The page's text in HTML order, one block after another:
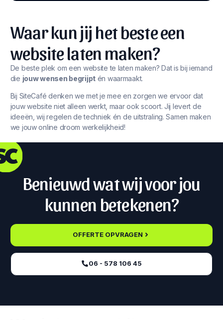
Waar kun jij het beste een
website laten maken?
De beste plek om een website te laten maken? Dat is bij iemand
die jouw wensen begrijpt én waarmaakt.
Bij SiteCafé denken we met je mee en zorgen we ervoor dat
jouw website niet alleen werkt, maar ook scoort. Jij levert de
ideeën, wij regelen de techniek én de uitstraling. Samen maken
we jouw online droom werkelijkheid!
Benieuwd wat wij voor jou
kunnen betekenen?
OFFERTE OPVRAGEN
06 - 578 106 45‬